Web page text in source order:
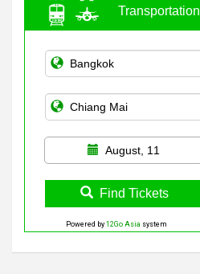
Transportation
August, 11
Find Tickets
Powered by 12Go Asia system